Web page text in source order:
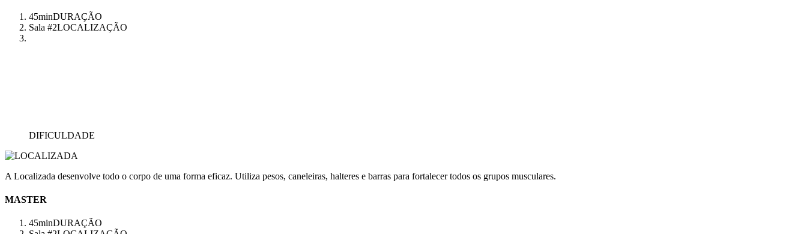
45minDURAÇÃO
Sala #2LOCALIZAÇÃO
DIFICULDADE
A Localizada desenvolve todo o corpo de uma forma eficaz. Utiliza pesos, caneleiras, halteres e barras para fortalecer todos os grupos musculares.
MASTER
45minDURAÇÃO